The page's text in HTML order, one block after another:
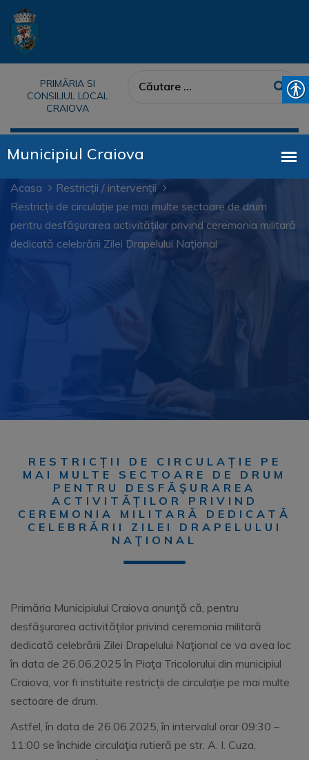
PRIMĂRIA SI
CONSILIUL LOCAL
CRAIOVA
Acasa
Restricții / intervenții
Restricții de circulație pe mai multe sectoare de drum
pentru desfăşurarea activităților privind ceremonia militară
dedicată celebrării Zilei Drapelului Naţional
RESTRICȚII DE CIRCULAȚIE PE
MAI MULTE SECTOARE DE DRUM
PENTRU DESFĂŞURAREA
ACTIVITĂȚILOR PRIVIND
CEREMONIA MILITARĂ DEDICATĂ
CELEBRĂRII ZILEI DRAPELULUI
NAŢIONAL
Primăria Municipiului Craiova anunţă că, pentru
desfăşurarea activităților privind ceremonia militară
dedicată celebrării Zilei Drapelului Naţional ce va avea loc
în data de 26.06.2025 în Piaţa Tricolorului din municipiul
Craiova, vor fi instituite restricții de circulație pe mai multe
sectoare de drum.
Astfel, în data de 26.06.2025, în intervalul orar 09:30 –
11:00 se închide circulaţia rutieră pe str. A. I. Cuza,